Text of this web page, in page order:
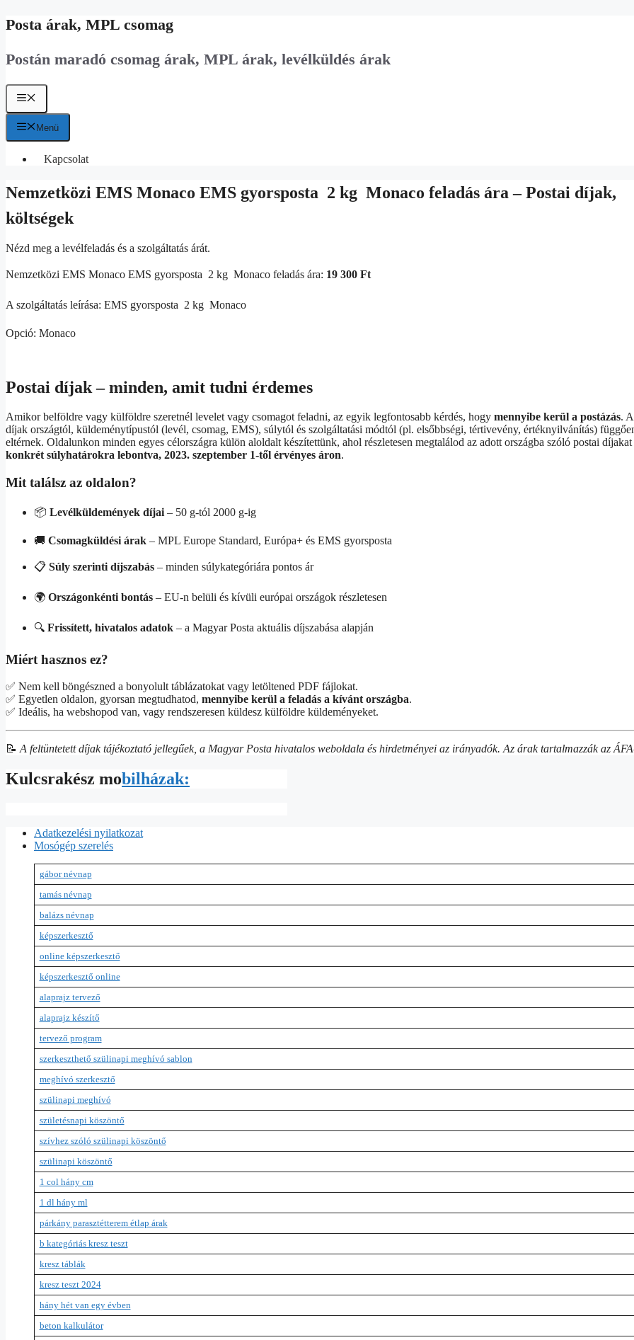
Kilépés
a
Posta árak, MPL csomag
Postán maradó csomag árak, MPL árak, levélküldés árak
Menü
Menü
Kapcsolat
Nemzetközi EMS Monaco EMS gyorsposta  2 kg  Monaco feladás ára – Postai díjak,
költségek
Nézd meg a levélfeladás és a szolgáltatás árát.
Nemzetközi EMS Monaco EMS gyorsposta  2 kg  Monaco feladás ára: 19 300 Ft
A szolgáltatás leírása: EMS gyorsposta  2 kg  Monaco
Opció: Monaco
Postai díjak – minden, amit tudni érdemes
Amikor belföldre vagy külföldre szeretnél levelet vagy csomagot feladni, az egyik legfontosabb kérdés, hogy mennyibe kerül a postázás.
díjak országtól, küldeménytípustól (levél, csomag, EMS), súlytól és szolgáltatási módtól (pl. elsőbbségi, tértivevény, értéknyilvánítás)
eltérnek. Oldalunkon minden egyes célországra külön aloldalt készítettünk, ahol részletesen megtalálod az adott országba szóló postai díjakat
konkrét súlyhatárokra lebontva, 2023. szeptember 1-től érvényes áron.
Mit találsz az oldalon?
📦 Levélküldemények díjai – 50 g-tól 2000 g-ig
🚚 Csomagküldési árak – MPL Europe Standard, Európa+ és EMS gyorsposta
📋 Súly szerinti díjszabás – minden súlykategóriára pontos ár
🌍 Országonkénti bontás – EU-n belüli és kívüli európai országok részletesen
🔍 Frissített, hivatalos adatok – a Magyar Posta aktuális díjszabása alapján
Miért hasznos ez?
✅ Nem kell böngészned a bonyolult táblázatokat vagy letöltened PDF fájlokat.
✅ Egyetlen oldalon, gyorsan megtudhatod, mennyibe kerül a feladás a kívánt országba.
✅ Ideális, ha webshopod van, vagy rendszeresen küldesz külföldre küldeményeket.
📝 A feltüntetett díjak tájékoztató jellegűek, a Magyar Posta hivatalos weboldala és hirdetményei az irányadók. Az árak tartalmazzák az
Kulcsrakész mobilházak:
Adatkezelési nyilatkozat
Mosógép szerelés
gábor névnap
tamás névnap
balázs névnap
képszerkesztő
online képszerkesztő
képszerkesztő online
alaprajz tervező
alaprajz készítő
tervező program
szerkeszthető szülinapi meghívó sablon
meghívó szerkesztő
szülinapi meghívó
születésnapi köszöntő
szívhez szóló szülinapi köszöntő
szülinapi köszöntő
1 col hány cm
1 dl hány ml
párkány parasztétterem étlap árak
b kategóriás kresz teszt
kresz táblák
kresz teszt 2024
hány hét van egy évben
beton kalkulátor